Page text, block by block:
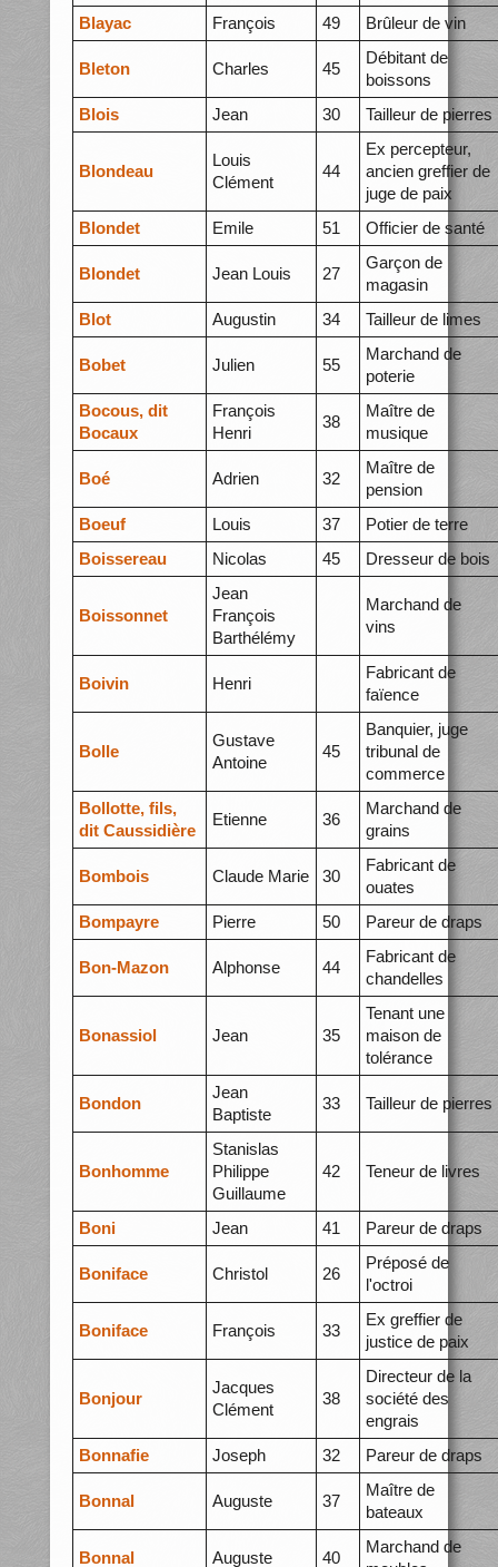
Blayac
François 49 Brûleur de vin
Bleton Charles 45
Débitant de
boissons
Blois
Jean 30 Tailleur de pierres
Blondeau
Louis
Clément
44
Ex percepteur,
ancien greffier de
juge de paix
Blondet
Emile 51 Officier de santé
Blondet Jean Louis 27
Garçon de
magasin
Blot
Augustin 34 Tailleur de limes
Bobet Julien 55
Marchand de
poterie
Bocous, dit
Bocaux
François
Henri
38
Maître de
musique
Boé Adrien 32
Maître de
pension
Boeuf
Louis 37
Potier de terre
Boissereau
Nicolas 45 Dresseur de bois
Boissonnet
Jean
François
Barthélémy
Marchand de
vins
Boivin Henri
Fabricant de
faïence
Bolle
Gustave
Antoine
45
Banquier, juge
tribunal de
commerce
Bollotte, fils,
dit Caussidière
Etienne 36
Marchand de
grains
Bombois Claude Marie 30
Fabricant de
ouates
Bompayre
Pierre 50 Pareur de draps
Bon-Mazon Alphonse 44
Fabricant de
chandelles
Bonassiol Jean 35
Tenant une
maison de
tolérance
Bondon
Jean
Baptiste
33 Tailleur de pierres
Bonhomme
Stanislas
Philippe
Guillaume
42 Teneur de livres
Boni Jean 41 Pareur de draps
Boniface Christol 26
Préposé de
l'octroi
Boniface François 33
Ex greffier de
justice de paix
Bonjour
Jacques
Clément
38
Directeur de la
société des
engrais
Bonnafie
Joseph 32 Pareur de draps
Bonnal Auguste 37
Maître de
bateaux
Bonnal Auguste 40
Marchand de